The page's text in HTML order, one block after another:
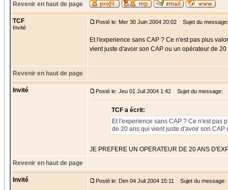
Revenir en haut de page
TCF
Invité
Posté le: Mer 30 Juin 2004 20:02 Sujet du message:
Et l'experience sans CAP ? Ce n'est pas plus
vient juste d'avoir son CAP ou un opérateur de
Revenir en haut de page
Invité Posté le: Jeu 01 Juil 2004 1:42 Sujet du message:
TCF a écrit:
Et l'experience sans CAP ? Ce n'est pas
de 20 ans qui vient juste d'avoir son
JE PREFERE UN OPERATEUR DE 20 ANS
Revenir en haut de page
Invité Posté le: Dim 04 Juil 2004 15:11 Sujet du message: